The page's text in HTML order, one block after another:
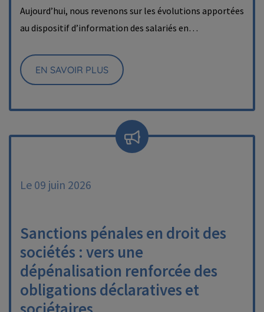
Aujourd’hui, nous revenons sur les évolutions apportées
au dispositif d’information des salariés en…
EN SAVOIR PLUS
Le 09 juin 2026
Sanctions pénales en droit des
sociétés : vers une
dépénalisation renforcée des
obligations déclaratives et